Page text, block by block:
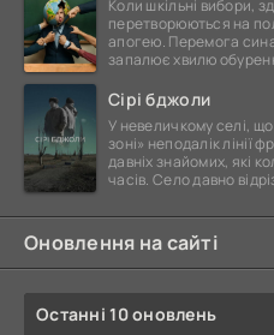
Коли шкільні вибори,
перетворюються на
апогею. Перемога
запалює хвилю
Сірі бджоли
У невеличкому селі, що
зоні» неподалік лінії
давніх знайомих, які
часів. Село давно
Оновлення на сайті
Останні 10 оновлень